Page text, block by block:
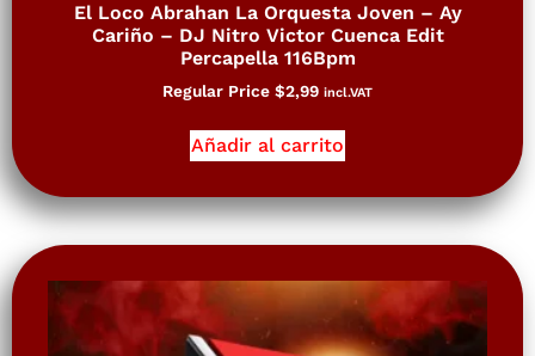
El Loco Abrahan La Orquesta Joven – Ay
Cariño – DJ Nitro Victor Cuenca Edit
Percapella 116Bpm
Regular Price $2,99 incl.VAT
Añadir al carrito